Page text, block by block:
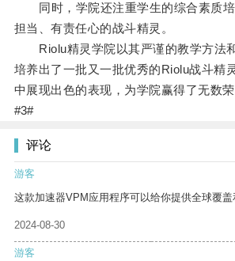
同时，学院还注重学生的综合素质培
担当、有责任心的战斗精灵。
Riolu精灵学院以其严谨的教学方法和
培养出了一批又一批优秀的Riolu战斗精
中展现出色的表现，为学院赢得了无数荣
#3#
评论
游客
这款加速器VPM应用程序可以给你提供全球覆盖
2024-08-30
游客